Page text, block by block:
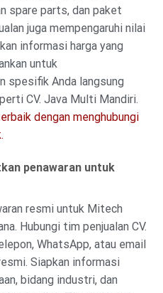
spare parts, dan paket
juga mempengaruhi nilai
informasi harga yang
untuk
spesifik Anda langsung
CV. Java Multi Mandiri.
dengan menghubungi
penawaran untuk
resmi untuk Mitech
Hubungi tim penjualan CV.
WhatsApp, atau email
Siapkan informasi
bidang industri, dan